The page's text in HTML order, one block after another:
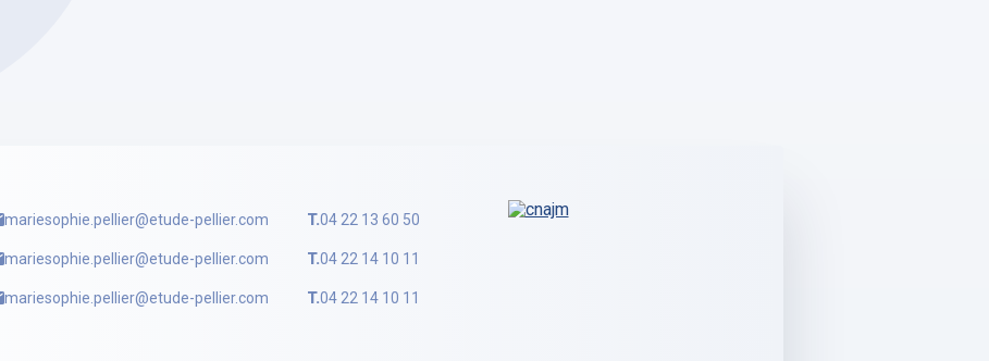
mariesophie.pellier@etude-pellier.com T.04 22 13 60 50
mariesophie.pellier@etude-pellier.com T.04 22 14 10 11
mariesophie.pellier@etude-pellier.com T.04 22 14 10 11